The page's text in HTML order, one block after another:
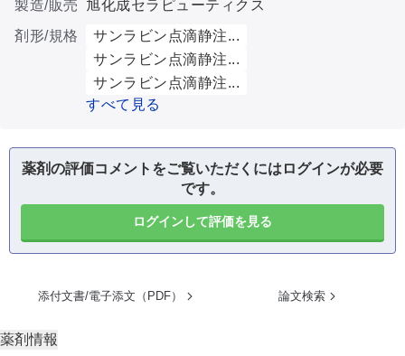
製造/販売
旭化成セラピューティクス
剤形/規格
サンラビン点滴静注...
サンラビン点滴静注...
サンラビン点滴静注...
すべて見る
薬剤の評価コメントをご覧いただくにはログインが必要
です。
ログインして評価を見る
添付文書/電子添文（PDF） 論文検索
薬剤情報